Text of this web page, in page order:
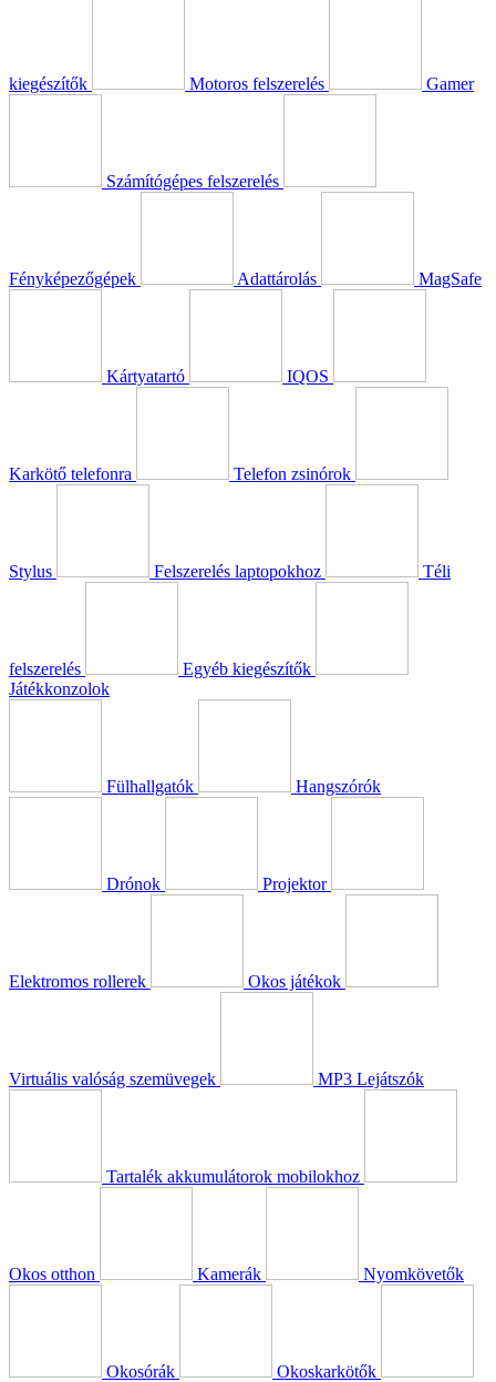
kiegészítők Motoros felszerelés Gamer
Számítógépes felszerelés
Fényképezőgépek Adattárolás MagSafe
Kártyatartó IQOS
Karkötő telefonra Telefon zsinórok
Stylus Felszerelés laptopokhoz Téli
felszerelés
Egyéb kiegészítők
Játékkonzolok
Fülhallgatók Hangszórók
Drónok Projektor
Elektromos rollerek Okos játékok
Virtuális valóság szemüvegek MP3 Lejátszók
Tartalék akkumulátorok mobilokhoz
Okos otthon Kamerák Nyomkövetők
Okosórák Okoskarkötők